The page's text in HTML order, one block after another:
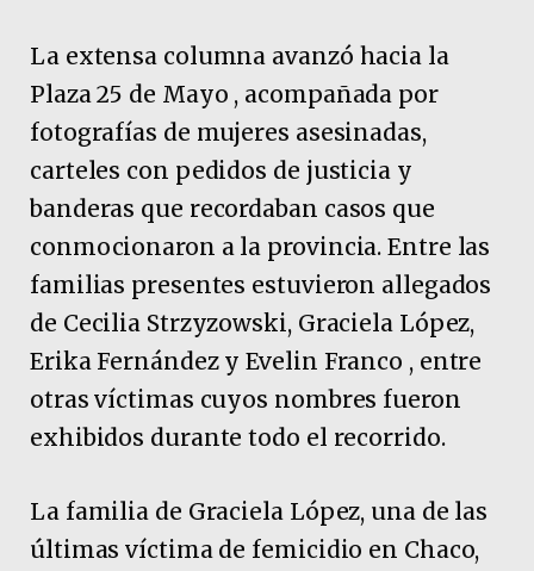
La extensa columna avanzó hacia la
Plaza 25 de Mayo , acompañada por
fotografías de mujeres asesinadas,
carteles con pedidos de justicia y
banderas que recordaban casos que
conmocionaron a la provincia. Entre las
familias presentes estuvieron allegados
de Cecilia Strzyzowski, Graciela López,
Erika Fernández y Evelin Franco , entre
otras víctimas cuyos nombres fueron
exhibidos durante todo el recorrido.
La familia de Graciela López, una de las
últimas víctima de femicidio en Chaco,